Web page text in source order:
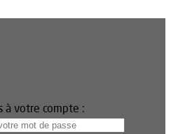
à votre compte :